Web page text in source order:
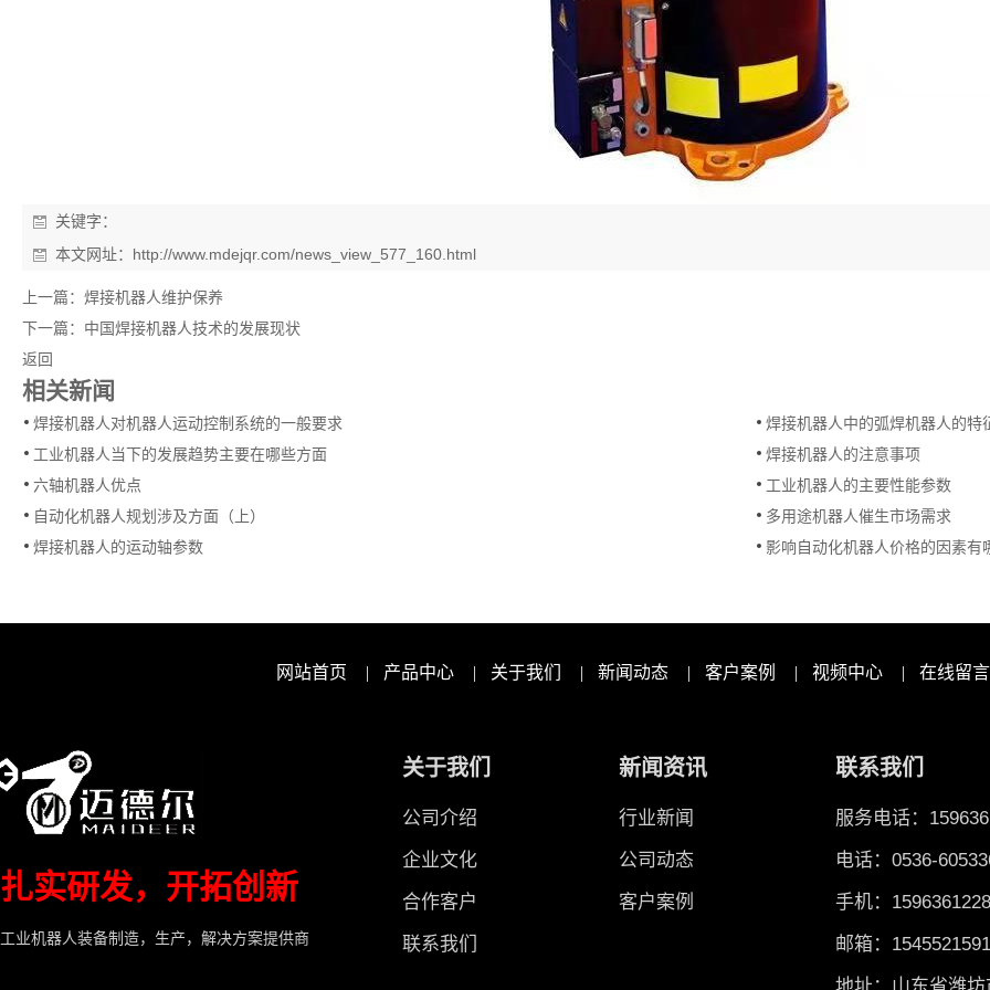
关键字：
本文网址： http://www.mdejqr.com/news_view_577_160.html
上一篇： 焊接机器人维护保养
下一篇： 中国焊接机器人技术的发展现状
返回
相关新闻
焊接机器人对机器人运动控制系统的一般要求
焊接机器人中的弧焊机器人的特
工业机器人当下的发展趋势主要在哪些方面
焊接机器人的注意事项
六轴机器人优点
工业机器人的主要性能参数
自动化机器人规划涉及方面（上）
多用途机器人催生市场需求
焊接机器人的运动轴参数
影响自动化机器人价格的因素有
网站首页 | 产品中心 | 关于我们 | 新闻动态 | 客户案例 | 视频中心 | 在线留言
扎实研发，开拓创新
工业机器人装备制造，生产，解决方案提供商
关于我们
公司介绍
企业文化
合作客户
联系我们
新闻资讯
行业新闻
公司动态
客户案例
联系我们
服务电话：
电话：0536-
手机：
邮箱：